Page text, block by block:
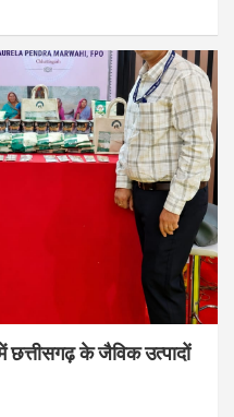
छत्तीसगढ़ के जैविक उत्पादों